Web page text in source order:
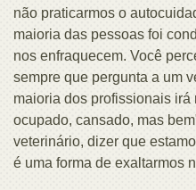
não praticarmos o
maioria das pessoas foi
nos enfraquecem. Você
sempre que pergunta a um
maioria dos profissionais irá
ocupado, cansado, mas
veterinário, dizer que
é uma forma de exaltarmos